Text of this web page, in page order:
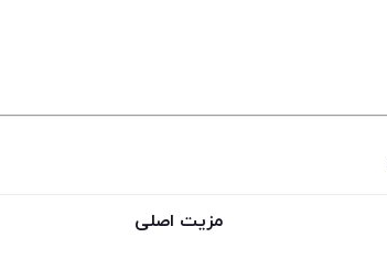
مزیت اصلی